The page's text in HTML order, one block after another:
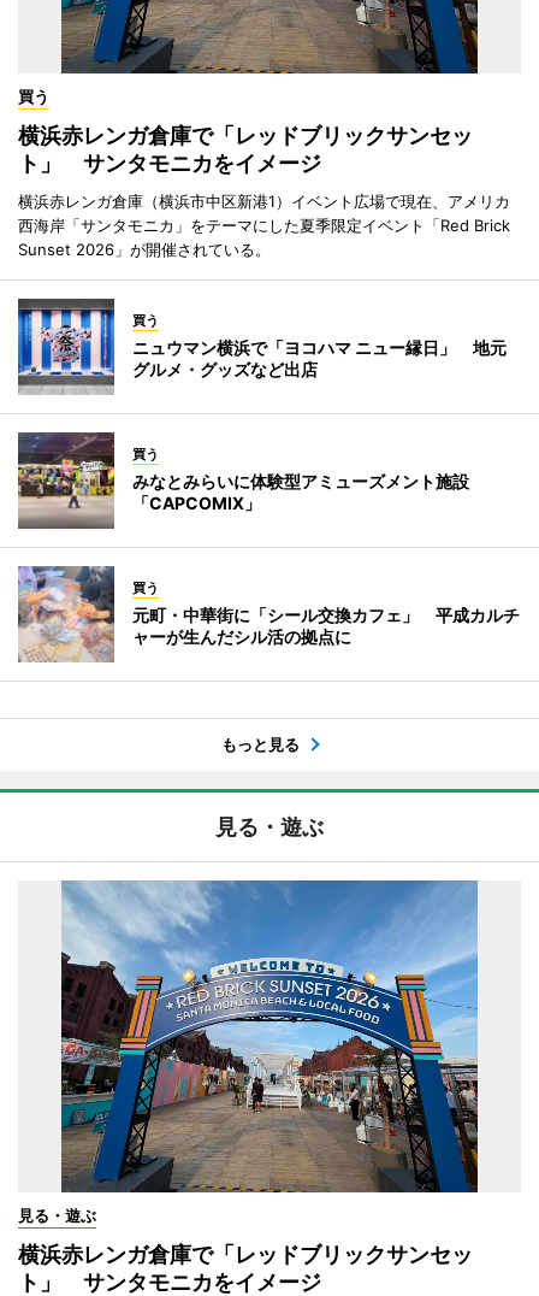
買う
横浜赤レンガ倉庫で「レッドブリックサンセッ
ト」 サンタモニカをイメージ
横浜赤レンガ倉庫（横浜市中区新港1）イベント広場で現在、アメリカ
西海岸「サンタモニカ」をテーマにした夏季限定イベント「Red Brick
Sunset 2026」が開催されている。
買う
ニュウマン横浜で「ヨコハマ ニュー縁日」 地元
グルメ・グッズなど出店
買う
みなとみらいに体験型アミューズメント施設
「CAPCOMIX」
買う
元町・中華街に「シール交換カフェ」 平成カルチ
ャーが生んだシル活の拠点に
もっと見る
見る・遊ぶ
見る・遊ぶ
横浜赤レンガ倉庫で「レッドブリックサンセッ
ト」 サンタモニカをイメージ